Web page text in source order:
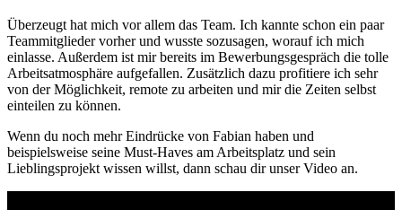
Überzeugt hat mich vor allem das Team. Ich kannte schon ein paar
Teammitglieder vorher und wusste sozusagen, worauf ich mich
einlasse. Außerdem ist mir bereits im Bewerbungsgespräch die tolle
Arbeitsatmosphäre aufgefallen. Zusätzlich dazu profitiere ich sehr
von der Möglichkeit, remote zu arbeiten und mir die Zeiten selbst
einteilen zu können.
Wenn du noch mehr Eindrücke von Fabian haben und
beispielsweise seine Must-Haves am Arbeitsplatz und sein
Lieblingsprojekt wissen willst, dann schau dir unser Video an.